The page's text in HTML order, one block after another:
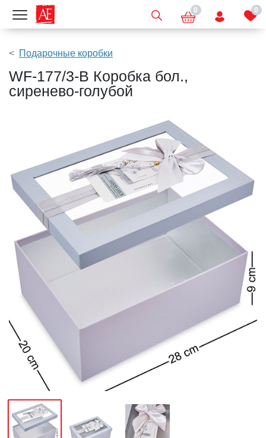
Показать меню 0 0
Подарочные коробки
WF-177/3-B Коробка бол.,
сиренево-голубой